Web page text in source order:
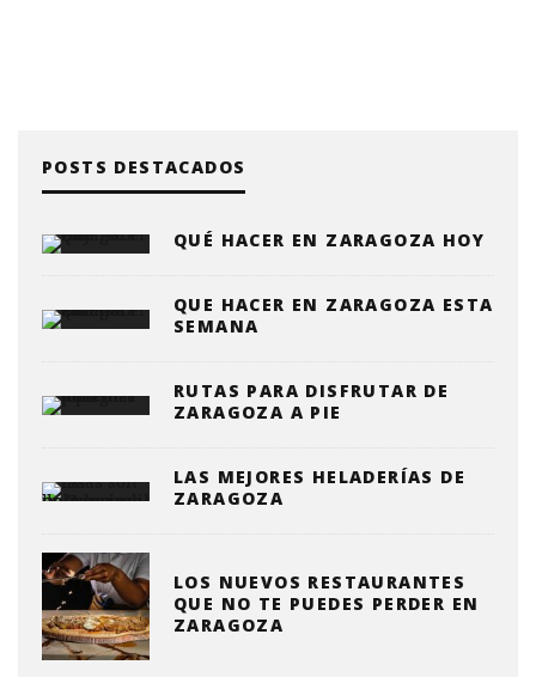
POSTS DESTACADOS
QUÉ HACER EN ZARAGOZA HOY
QUE HACER EN ZARAGOZA ESTA
SEMANA
RUTAS PARA DISFRUTAR DE
ZARAGOZA A PIE
LAS MEJORES HELADERÍAS DE
ZARAGOZA
LOS NUEVOS RESTAURANTES
QUE NO TE PUEDES PERDER EN
ZARAGOZA